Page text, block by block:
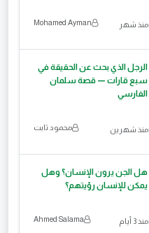
منذ شهر Mohamed Ayman
الرجل الذي بحث عن الحقيقة في
سبع قارات — قصة سلمان
الفارسي
منذ شهرين محمود ثابت
هل الجن يرون الإنسان؟ وهل
يمكن للإنسان رؤيتهم؟
منذ 3 أيام Ahmed Salama